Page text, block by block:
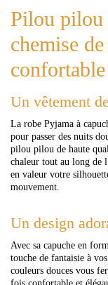
Pilou pilou
chemise
confortable
Un vêtement
La robe Pyjama à
pour passer des nuits
pilou pilou de haute
chaleur tout au long de
en valeur votre
mouvement.
Un design
Avec sa capuche en
touche de fantaisie à
couleurs douces vous